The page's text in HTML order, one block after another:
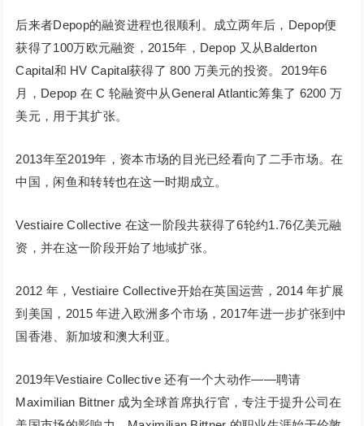
后来者Depop的融资进程也很顺利。成立两年后，Depop便
获得了100万欧元融资，2015年，Depop 又从Balderton
Capital和 HV Capital获得了 800 万美元的投资。2019年6
月，Depop 在 C 轮融资中从General Atlantic筹集了 6200 万
美元，用于其扩张。
2013年至2019年，资本市场的目光已经看向了二手市场。在
中国，闲鱼和转转也在这一时期成立。
Vestiaire Collective 在这一阶段共获得了6轮约1.76亿美元融
资，并在这一阶段开始了地域扩张。
2012 年，Vestiaire Collective开始在英国运营，2014 年扩展
到美国，2015 年进入欧洲多个市场，2017年进一步扩张到中
国香港、新加坡和澳大利亚。
2019年Vestiaire Collective 还有一个大动作——聘请
Maximilian Bittner 成为全球首席执行官，专注于提升公司在